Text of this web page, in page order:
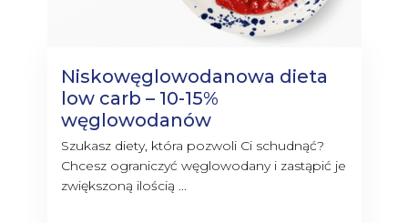
Niskowęglowodanowa dieta
low carb – 10-15%
węglowodanów
Szukasz diety, która pozwoli Ci schudnąć?
Chcesz ograniczyć węglowodany i zastąpić je
zwiększoną ilością ...